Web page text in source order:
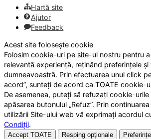
Hartă site
Ajutor
Feedback
Acest site folosește cookie
Folosim cookie-uri pe site-ul nostru pentru
relevantă experiență, reținând preferințele și
dumneavoastră. Prin efectuarea unui click
acord”, sunteți de acord ca TOATE cookie-
De asemenea, puteți să refuzați cookie-
apăsarea butonului „Refuz”. Prin
utilizării Site-ului web vă exprimați acordul
Condiții.
Accept TOATE Resping opționale
Preferințe